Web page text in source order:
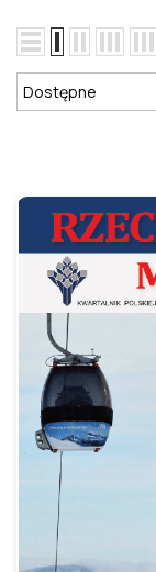
Dostępne